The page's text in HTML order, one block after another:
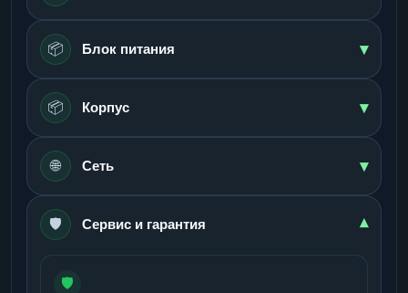
📦 Блок питания ▾
📦 Корпус ▾
🌐 Сеть ▾
🛡️ Сервис и гарантия ▾
🛡️